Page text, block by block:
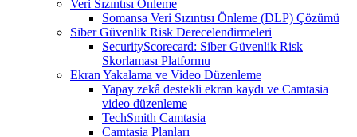
Veri Sızıntısı Önleme
Somansa Veri Sızıntısı Önleme (DLP) Çözümü
Siber Güvenlik Risk Derecelendirmeleri
SecurityScorecard: Siber Güvenlik Risk
Skorlaması Platformu
Ekran Yakalama ve Video Düzenleme
Yapay zekâ destekli ekran kaydı ve Camtasia
video düzenleme
TechSmith Camtasia
Camtasia Planları